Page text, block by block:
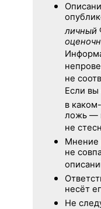
личный
не
Если вы
в
ложь —
не
Мнение
не
несёт
Не